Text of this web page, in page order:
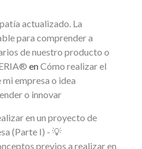
actualizado. La
para comprender a
de nuestro producto o
enCómo realizar el
empresa o idea
o innovar
en un proyecto de
(Parte I) - 💡
previos a realizar en